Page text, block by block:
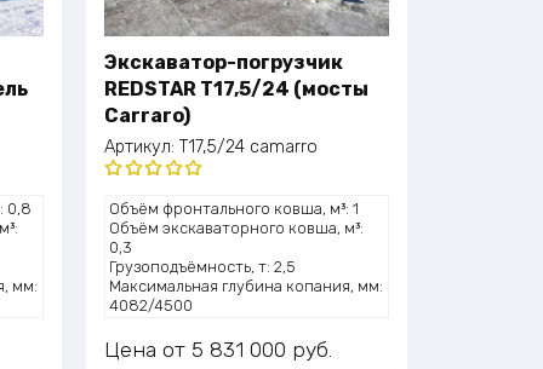
0,8
мм:
Экскаватор-погрузчик
REDSTAR T17,5/24 (мосты
Carraro)
Артикул: T17,5/24 camarro
Оценка
5.00из 5
Объём фронтального ковша, м³: 1
Объём экскаваторного ковша, м³:
0,3
Грузоподъёмность, т: 2,5
Максимальная глубина копания, мм:
4082/4500
Мощность двигателя, л.с.: 100,6
Модель двигателя: Cummins
Цена 5 831 000 руб.